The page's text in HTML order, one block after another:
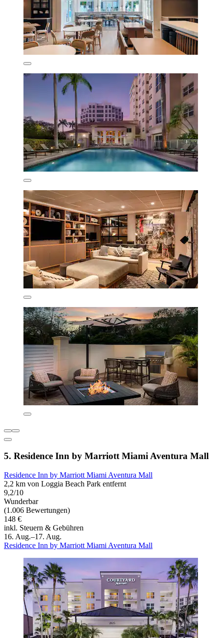
5. Residence Inn by Marriott Miami Aventura Mall
Residence Inn by Marriott Miami Aventura Mall
2,2 km von Loggia Beach Park entfernt
9,2/10
Wunderbar
(1.006 Bewertungen)
148 €
inkl. Steuern & Gebühren
16. Aug.–17. Aug.
Residence Inn by Marriott Miami Aventura Mall